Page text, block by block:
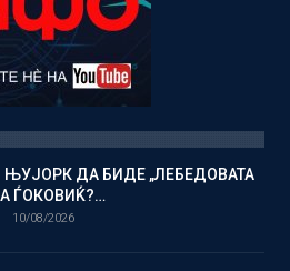
ДА БИДЕ „ЛЕБЕДОВАТА
ЃОКОВИЌ?…
10/08/2026